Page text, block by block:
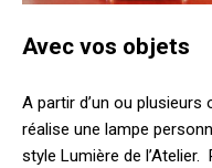
Avec vos objets
A partir d’un ou
réalise une lampe
style Lumière de